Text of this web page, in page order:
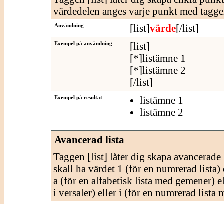
värdedelen anges varje punkt med
Användning [list]värde[/list]
Exempel på användning
[list]
[*]listämne 1
[*]listämne 2
[/list]
Exempel på resultat
listämne 1
listämne 2
Avancerad lista
Taggen [list] låter dig skapa
skall ha värdet 1 (för en numrerad
a (för en alfabetisk lista med gemener)
i versaler) eller i (för en numrerad lista